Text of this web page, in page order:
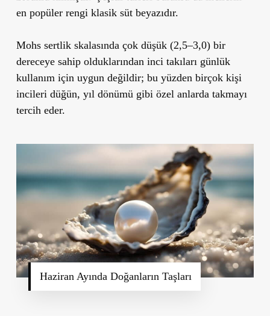
en popüler rengi klasik süt beyazıdır.
Mohs sertlik skalasında çok düşük (2,5–3,0) bir
dereceye sahip olduklarından inci takıları günlük
kullanım için uygun değildir; bu yüzden birçok kişi
incileri düğün, yıl dönümü gibi özel anlarda takmayı
tercih eder.
Haziran Ayında Doğanların Taşları